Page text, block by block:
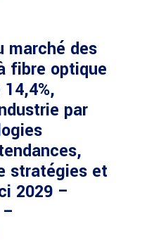
marché des
fibre optique
par
stratégies et
2029 –